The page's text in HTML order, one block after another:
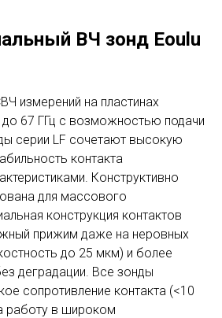
ВЧ зонд Eoulu
измерений на пластинах
до 67 ГГц с возможностью подачи
серии LF сочетают высокую
контакта
Конструктивно
для массового
конструкция контактов
прижим даже на неровных
до 25 мкм) и более
деградации. Все зонды
сопротивление контакта (<10
работу в широком